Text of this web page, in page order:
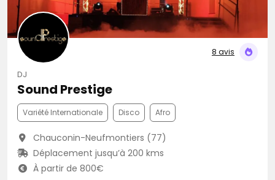
8 avis
DJ
Sound Prestige
Variété Internationale Disco Afro
Chauconin-Neufmontiers (77)
Déplacement jusqu’à 200 kms
À partir de 800€